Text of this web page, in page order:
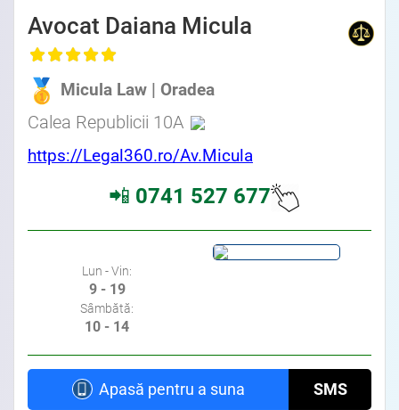
Avocat Daiana Micula
Micula Law | Oradea
Calea Republicii 10A
https://Legal360.ro/Av.Micula
📲 0741 527 677
Lun - Vin:
9 - 19
Sâmbătă:
10 - 14
Apasă pentru a suna SMS